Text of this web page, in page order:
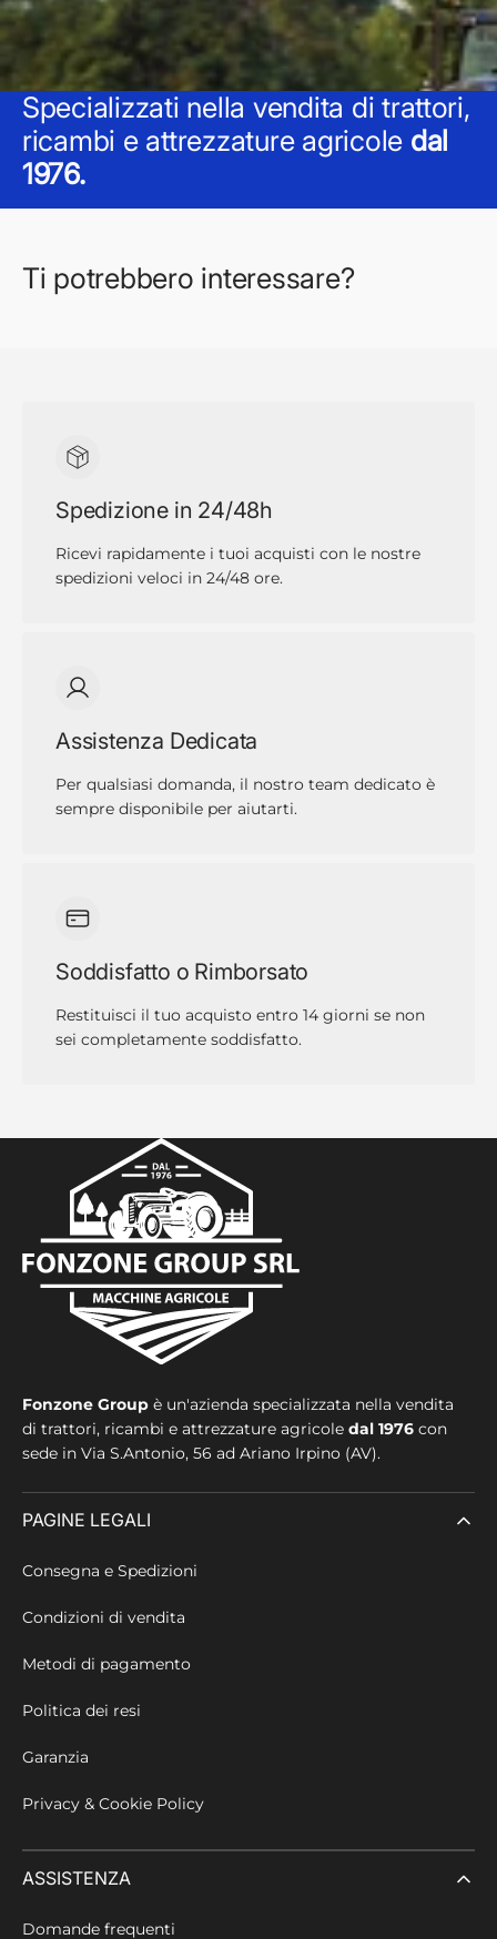
Specializzati nella vendita di trattori,
ricambi e attrezzature agricole dal
1976.
Ti potrebbero interessare?
Spedizione in 24/48h
Ricevi rapidamente i tuoi acquisti con le nostre
spedizioni veloci in 24/48 ore.
Assistenza Dedicata
Per qualsiasi domanda, il nostro team dedicato è
sempre disponibile per aiutarti.
Soddisfatto o Rimborsato
Restituisci il tuo acquisto entro 14 giorni se non
sei completamente soddisfatto.
Fonzone Group è un'azienda specializzata nella vendita
di trattori, ricambi e attrezzature agricole dal 1976 con
sede in Via S.Antonio, 56 ad Ariano Irpino (AV).
PAGINE LEGALI
Consegna e Spedizioni
Condizioni di vendita
Metodi di pagamento
Politica dei resi
Garanzia
Privacy & Cookie Policy
ASSISTENZA
Domande frequenti